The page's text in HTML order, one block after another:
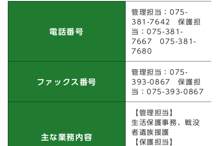
電話番号
管理担当：075-
381-7642 保護担
当：075-381-
7667 075-381-
7680
ファックス番号
管理担当：075-
393-0867 保護担
当：075-393-0867
主な業務内容
【管理担当】
生活保護事務、戦没
者遺族援護
【保護担当】